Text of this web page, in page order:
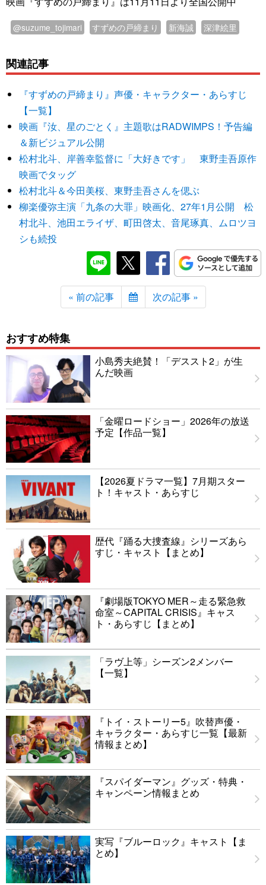
@suzume_tojimari すずめの戸締まり 新海誠 深津絵里
関連記事
『すずめの戸締まり』声優・キャラクター・あらすじ
【一覧】
映画『汝、星のごとく』主題歌はRADWIMPS！予告編
＆新ビジュアル公開
松村北斗、岸善幸監督に「大好きです」 東野圭吾原作
映画でタッグ
松村北斗＆今田美桜、東野圭吾さんを偲ぶ
柳楽優弥主演「九条の大罪」映画化、27年1月公開 松
村北斗、池田エライザ、町田啓太、音尾琢真、ムロツヨ
シも続投
« 前の記事 次の記事 »
おすすめ特集
小島秀夫絶賛！「デススト2」が生
んだ映画
「金曜ロードショー」2026年の放送
予定【作品一覧】
【2026夏ドラマ一覧】7月期スター
ト！キャスト・あらすじ
歴代『踊る大捜査線』シリーズあら
すじ・キャスト【まとめ】
『劇場版TOKYO MER～走る緊急救
命室～CAPITAL CRISIS』キャス
ト・あらすじ【まとめ】
「ラヴ上等」シーズン2メンバー
【一覧】
『トイ・ストーリー5』吹替声優・
キャラクター・あらすじ一覧【最新
情報まとめ】
『スパイダーマン』グッズ・特典・
キャンペーン情報まとめ
実写『ブルーロック』キャスト【ま
とめ】